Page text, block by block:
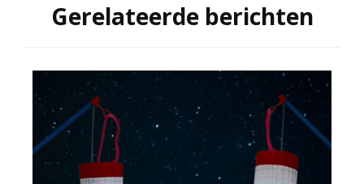
Gerelateerde berichten